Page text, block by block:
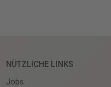
NÜTZLICHE LINKS
Jobs